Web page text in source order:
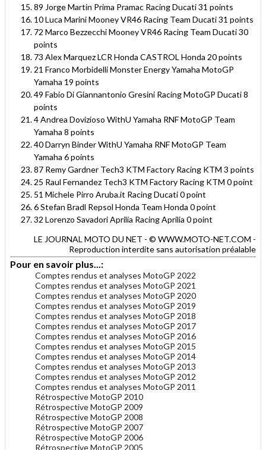
89 Jorge Martin Prima Pramac Racing Ducati 31 points
10 Luca Marini Mooney VR46 Racing Team Ducati 31 points
72 Marco Bezzecchi Mooney VR46 Racing Team Ducati 30
points
73 Alex Marquez LCR Honda CASTROL Honda 20 points
21 Franco Morbidelli Monster Energy Yamaha MotoGP
Yamaha 19 points
49 Fabio Di Giannantonio Gresini Racing MotoGP Ducati 8
points
4 Andrea Dovizioso WithU Yamaha RNF MotoGP Team
Yamaha 8 points
40 Darryn Binder WithU Yamaha RNF MotoGP Team
Yamaha 6 points
87 Remy Gardner Tech3 KTM Factory Racing KTM 3 points
25 Raul Fernandez Tech3 KTM Factory Racing KTM 0 point
51 Michele Pirro Aruba.it Racing Ducati 0 point
6 Stefan Bradl Repsol Honda Team Honda 0 point
32 Lorenzo Savadori Aprilia Racing Aprilia 0 point
LE JOURNAL MOTO DU NET - © WWW.MOTO-NET.COM -
Reproduction interdite sans autorisation préalable
Pour en savoir plus...:
Comptes rendus et analyses MotoGP 2022
Comptes rendus et analyses MotoGP 2021
Comptes rendus et analyses MotoGP 2020
Comptes rendus et analyses MotoGP 2019
Comptes rendus et analyses MotoGP 2018
Comptes rendus et analyses MotoGP 2017
Comptes rendus et analyses MotoGP 2016
Comptes rendus et analyses MotoGP 2015
Comptes rendus et analyses MotoGP 2014
Comptes rendus et analyses MotoGP 2013
Comptes rendus et analyses MotoGP 2012
Comptes rendus et analyses MotoGP 2011
Rétrospective MotoGP 2010
Rétrospective MotoGP 2009
Rétrospective MotoGP 2008
Rétrospective MotoGP 2007
Rétrospective MotoGP 2006
Rétrospective MotoGP 2005